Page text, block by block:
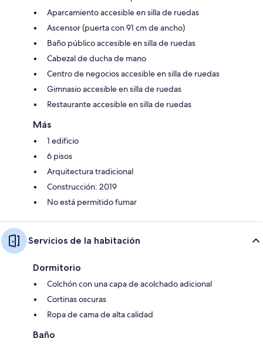
Aparcamiento accesible en silla de ruedas
Ascensor (puerta con 91 cm de ancho)
Baño público accesible en silla de ruedas
Cabezal de ducha de mano
Centro de negocios accesible en silla de ruedas
Gimnasio accesible en silla de ruedas
Restaurante accesible en silla de ruedas
Más
1 edificio
6 pisos
Arquitectura tradicional
Construcción: 2019
No está permitido fumar
Servicios de la habitación
Dormitorio
Colchón con una capa de acolchado adicional
Cortinas oscuras
Ropa de cama de alta calidad
Baño